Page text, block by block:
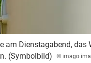
am Dienstagabend,
(Symbolbild)
© imago